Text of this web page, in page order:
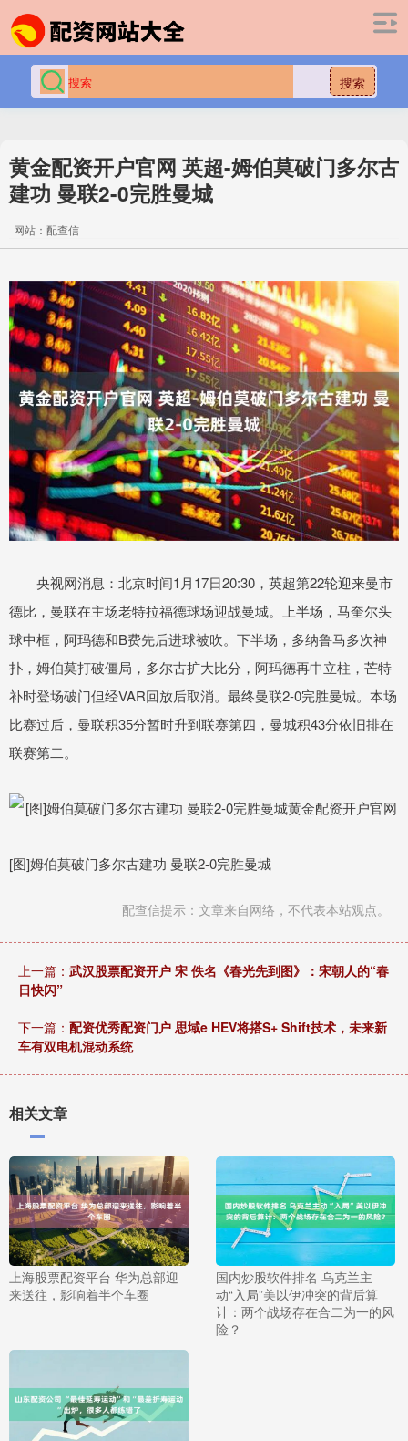
搜索
黄金配资开户官网 英超-姆伯莫破门多尔古
建功 曼联2-0完胜曼城
网站：配查信
央视网消息：北京时间1月17日20:30，英超第22轮迎来曼市
德比，曼联在主场老特拉福德球场迎战曼城。上半场，马奎尔头
球中框，阿玛德和B费先后进球被吹。下半场，多纳鲁马多次神
扑，姆伯莫打破僵局，多尔古扩大比分，阿玛德再中立柱，芒特
补时登场破门但经VAR回放后取消。最终曼联2-0完胜曼城。本场
比赛过后，曼联积35分暂时升到联赛第四，曼城积43分依旧排在
联赛第二。
[图]姆伯莫破门多尔古建功 曼联2-0完胜曼城
配查信提示：文章来自网络，不代表本站观点。
上一篇： 武汉股票配资开户 宋 佚名《春光先到图》：宋朝人的“春
日快闪”
下一篇： 配资优秀配资门户 思域e HEV将搭S+ Shift技术，未来新
车有双电机混动系统
相关文章
上海股票配资平台 华为总部迎
来送往，影响着半个车圈
国内炒股软件排名 乌克兰主
动“入局”美以伊冲突的背后算
计：两个战场存在合二为一的风
险？